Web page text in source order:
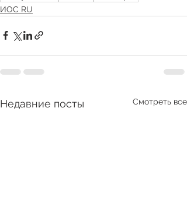
ИОС RU
Недавние посты Смотреть все